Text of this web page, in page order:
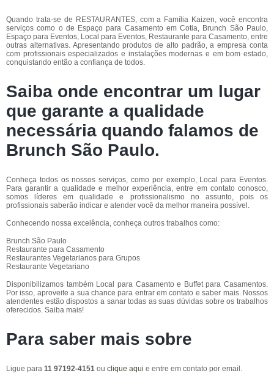
Quando trata-se de RESTAURANTES, com a Família Kaizen, você encontra
serviços como o de Espaço para Casamento em Cotia, Brunch São Paulo,
Espaço para Eventos, Local para Eventos, Restaurante para Casamento, entre
outras alternativas. Apresentando produtos de alto padrão, a empresa conta
com profissionais especializados e instalações modernas e em bom estado,
conquistando então a confiança de todos.
Saiba onde encontrar um lugar
que garante a qualidade
necessária quando falamos de
Brunch São Paulo.
Conheça todos os nossos serviços, como por exemplo, Local para Eventos.
Para garantir a qualidade e melhor experiência, entre em contato conosco,
somos líderes em qualidade e profissionalismo no assunto, pois os
profissionais saberão indicar e atender você da melhor maneira possível.
Conhecendo nossa excelência, conheça outros trabalhos como:
Brunch São Paulo
Restaurante para Casamento
Restaurantes Vegetarianos para Grupos
Restaurante Vegetariano
Disponibilizamos também Local para Casamento e Buffet para Casamentos.
Por isso, aproveite a sua chance para entrar em contato e saber mais. Nossos
atendentes estão dispostos a sanar todas as suas dúvidas sobre os trabalhos
oferecidos. Saiba mais!
Para saber mais sobre
Ligue para 11 97192-4151 ou clique aqui e entre em contato por email.